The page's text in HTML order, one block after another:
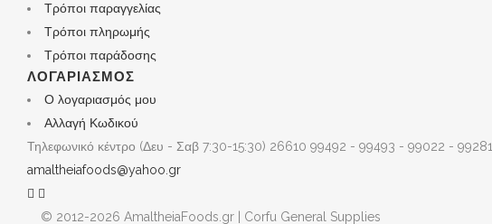
Τρόποι παραγγελίας
Τρόποι πληρωμής
Τρόποι παράδοσης
ΛΟΓΑΡΙΑΣΜΌΣ
Ο λογαριασμός μου
Αλλαγή Κωδικού
Τηλεφωνικό κέντρο (Δευ - Σαβ 7:30-15:30) 26610 99492 - 99493 - 99022 - 99281
amaltheiafoods@yahoo.gr
© 2012-2026 AmaltheiaFoods.gr | Corfu General Supplies